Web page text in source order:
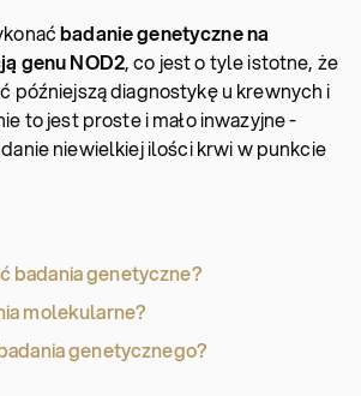
badanie genetyczne na
genu NOD2, co jest o tyle istotne, że
późniejszą diagnostykę u krewnych i
to jest proste i mało inwazyjne -
niewielkiej ilości krwi w punkcie
badania genetyczne?
molekularne?
genetycznego?